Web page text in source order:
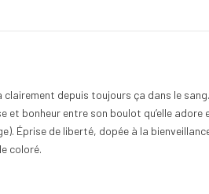
clairement depuis toujours ça dans le
bonheur entre son boulot qu’elle adore
Éprise de liberté, dopée à la
coloré.